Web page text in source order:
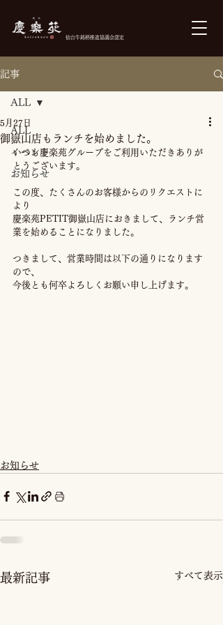
仙台牛銘柄推進協議会認定
記事
ALL
イベント
お知らせ
ALL
御嶽山店もランチを始めました。
5月27日
いつも慶楽苑グループをご利用いただきありが
とうございます。
この度、たくさんのお客様からのリクエストに
より
慶楽苑PETIT御嶽山店におきまして、ランチ営
業を始めることになりました。
つきまして、営業時間は以下の通りになります
ので、
今後とも何卒よろしくお願い申し上げます。
お知らせ
最新記事 すべて表示